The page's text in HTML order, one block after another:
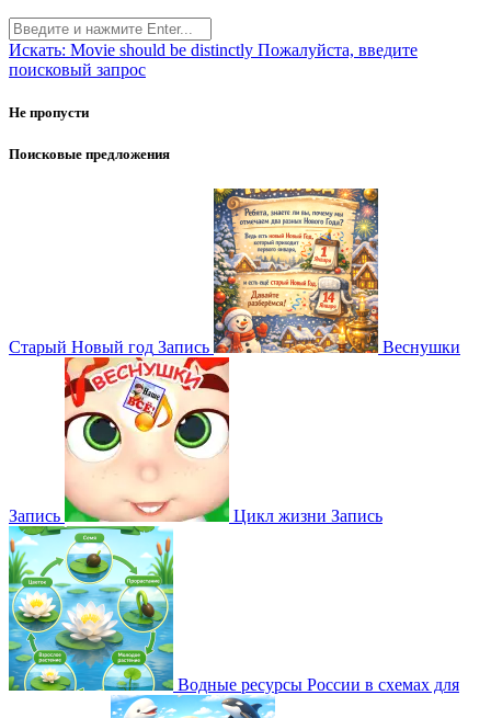
Искать: Movie should be distinctly Пожалуйста, введите
поисковый запрос
Не пропусти
Поисковые предложения
Старый Новый год Запись Веснушки
Запись Цикл жизни Запись
Водные ресурсы России в схемах для